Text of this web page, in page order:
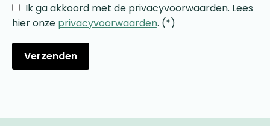
Ik ga akkoord met de privacyvoorwaarden. Lees
hier onze privacyvoorwaarden. (*)